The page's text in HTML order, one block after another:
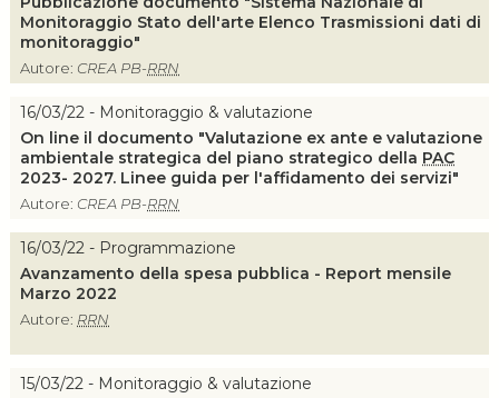
Monitoraggio Stato dell'arte Elenco Trasmissioni dati di
monitoraggio"
Autore: CREA PB-RRN
16/03/22 - Monitoraggio & valutazione
On line il documento "Valutazione ex ante e valutazione
ambientale strategica del piano strategico della PAC
2023- 2027. Linee guida per l'affidamento dei servizi"
Autore: CREA PB-RRN
16/03/22 - Programmazione
Avanzamento della spesa pubblica - Report mensile
Marzo 2022
Autore: RRN
15/03/22 - Monitoraggio & valutazione